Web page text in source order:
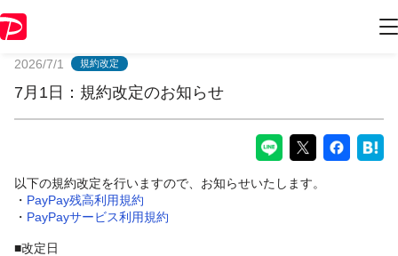
2026/7/1 規約改定
7月1日：規約改定のお知らせ
以下の規約改定を行いますので、お知らせいたします。
・ PayPay残高利用規約
・ PayPayサービス利用規約
■改定日